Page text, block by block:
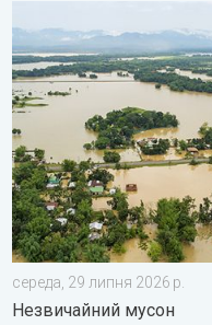
Повені та зсуви в
середа, 29 липня 2026 р.
Незвичайний мусон